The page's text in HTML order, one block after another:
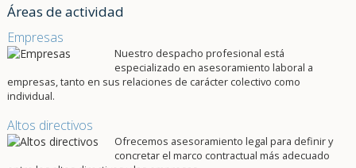
Áreas de actividad
Empresas
Nuestro despacho profesional está
especializado en asesoramiento laboral a
empresas, tanto en sus relaciones de carácter colectivo como
individual.
Altos directivos
Ofrecemos asesoramiento legal para definir y
concretar el marco contractual más adecuado